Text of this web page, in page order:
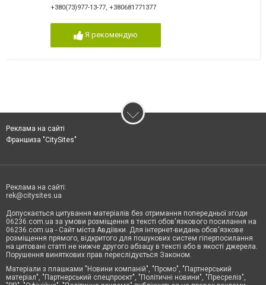
+380(73)977-13-77, +380681771377
Я рекомендую
Реклама на сайті
Франшиза "CitySites"
Реклама на сайті:
rek@citysites.ua
Допускається цитування матеріалів без отримання попередньої згоди
06236.com.ua за умови розміщення в тексті обов'язкового посилання на
06236.com.ua - Сайт міста Авдіївки. Для інтернет-видань обов'язкове
розміщення прямого, відкритого для пошукових систем гіперпосилання
на цитовані статті не нижче другого абзацу в тексті або в якості джерела.
Порушення виняткових прав переслідується Законом.
Матеріали з плашками "Новини компаній", "Промо", "Партнерський
матеріал", "Партнерський спецпроєкт", "Політичні новини", "Пресреліз",